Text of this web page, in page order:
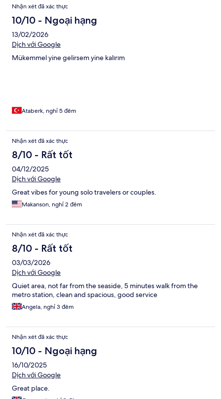
Nhận xét đã xác thực
10/10 - Ngoại hạng
13/02/2026
Dịch với Google
Mükemmel yine gelirsem yine kalırım
Ataberk, nghỉ 5 đêm
Nhận xét đã xác thực
8/10 - Rất tốt
04/12/2025
Dịch với Google
Great vibes for young solo travelers or couples.
Makanson, nghỉ 2 đêm
Nhận xét đã xác thực
8/10 - Rất tốt
03/03/2026
Dịch với Google
Quiet area, not far from the seaside, 5 minutes walk from the
metro station, clean and spacious, good service
Angela, nghỉ 3 đêm
Nhận xét đã xác thực
10/10 - Ngoại hạng
16/10/2025
Dịch với Google
Great place.